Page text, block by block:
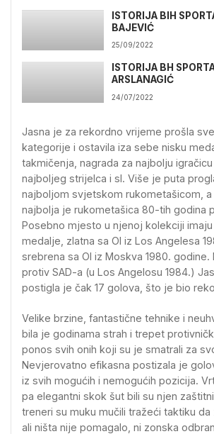
ISTORIJA BIH
BAJEVIĆ
25/09/2022
ISTORIJA BH
ARSLANAGIĆ
24/07/2022
Jasna je za rekordno vrijeme prošla
kategorije i ostavila iza sebe nisku
takmičenja, nagrada za najbolju igračicu
najboljeg strijelca i sl. Više je puta
najboljom svjetskom rukometašicom, a
najbolja je rukometašica 80-tih godina
Posebno mjesto u njenoj kolekciji
medalje, zlatna sa OI iz Los Angelesa
srebrena sa OI iz Moskva 1980. godine.
protiv SAD-a (u Los Angelosu 1984.)
postigla je čak 17 golova, što je bio
Velike brzine, fantastične tehnike i
bila je godinama strah i trepet
ponos svih onih koji su je smatrali za
Nevjerovatno efikasna postizala je
iz svih mogućih i nemogućih pozicija.
pa elegantni skok šut bili su njen
treneri su muku mučili tražeći taktiku da
ali ništa nije pomagalo, ni zonska